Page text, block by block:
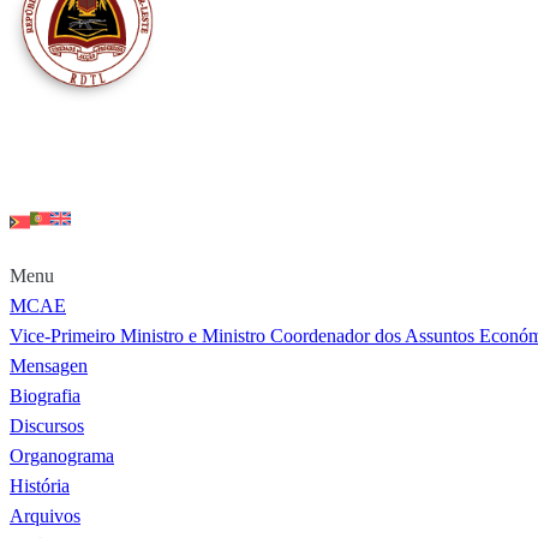
Menu
MCAE
Vice-Primeiro Ministro e Ministro Coordenador dos Assuntos
Mensagen
Biografia
Discursos
Organograma
História
Arquivos